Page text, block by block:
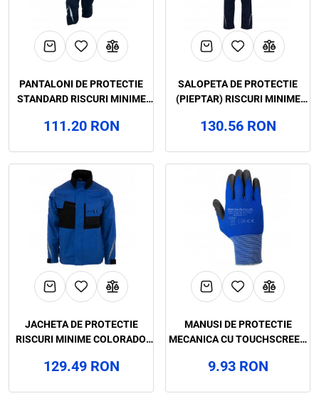
PANTALONI DE PROTECTIE
STANDARD RISCURI MINIME
ART.35B8
111.20 RON
SALOPETA DE PROTECTIE
(PIEPTAR) RISCURI MINIME
ART.35B7
130.56 RON
JACHETA DE PROTECTIE
RISCURI MINIME COLORADO,
129.49 RON
MANUSI DE PROTECTIE
MECANICA CU TOUCHSCREEN
RENANIA, ART.C965
9.93 RON